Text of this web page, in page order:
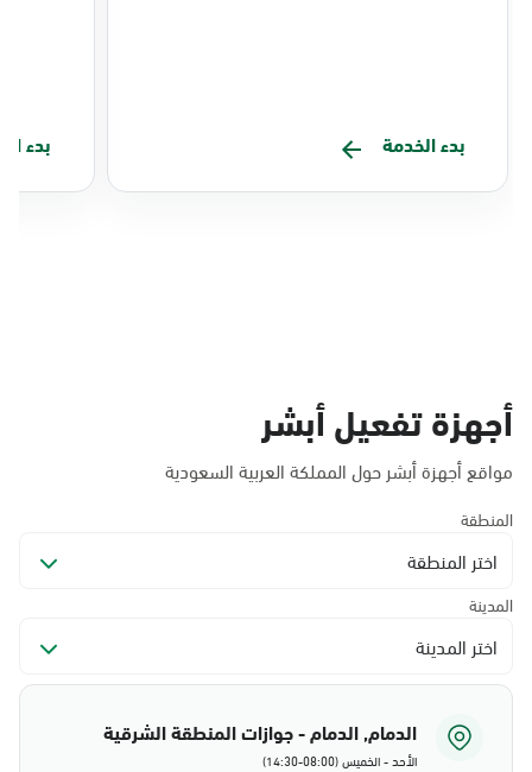
بدء الخدمة بدء
أجهزة تفعيل أبشر
مواقع أجهزة أبشر حول المملكة العربية السعودية
المنطقة
اختر المنطقة
المدينة
اختر المدينة
الدمام, الدمام - جوازات المنطقة الشرقية
الأحد - الخميس (08:00-14:30)